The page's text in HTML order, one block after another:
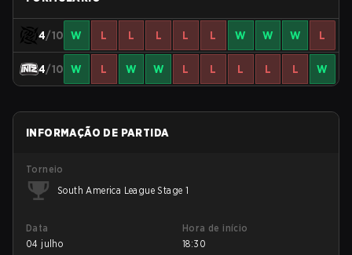
4/10 W L L L L L W W W L
4/10 W L W W L L L L L W
INFORMAÇÃO DE PARTIDA
Torneio
South America League Stage 1
Data
04 julho
Hora de início
18:30